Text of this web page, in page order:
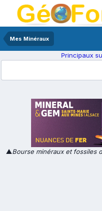
Mes Minéraux
Principaux
▲Bourse minéraux et fossiles